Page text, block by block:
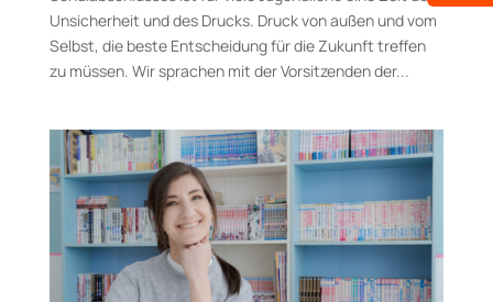
Unsicherheit und des Drucks. Druck von außen und vom
Selbst, die beste Entscheidung für die Zukunft treffen
zu müssen. Wir sprachen mit der Vorsitzenden der...